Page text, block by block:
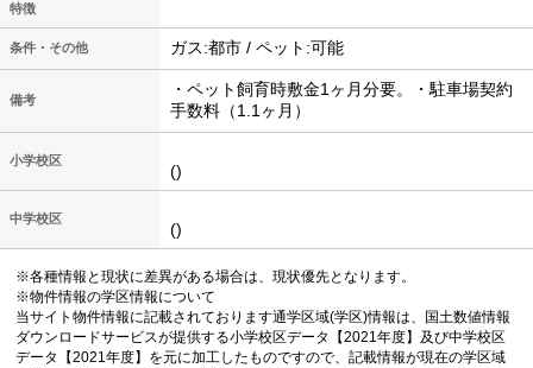
特徴
条件・その他 ガス:都市 / ペット:可能
備考
・ペット飼育時敷金1ヶ月分要。・駐車場契約
手数料（1.1ヶ月）
小学校区
()
中学校区
()
※各種情報と現状に差異がある場合は、現状優先となります。
※物件情報の学区情報について
当サイト物件情報に記載されております通学区域(学区)情報は、国土数値情報
ダウンロードサービスが提供する小学校区データ【2021年度】及び中学校区
データ【2021年度】を元に加工したものですので、記載情報が現在の学区域